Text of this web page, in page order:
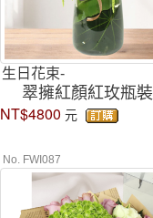
生日花束-
翠擁紅顏紅玫瓶
NT$4800 元
No. FWI087